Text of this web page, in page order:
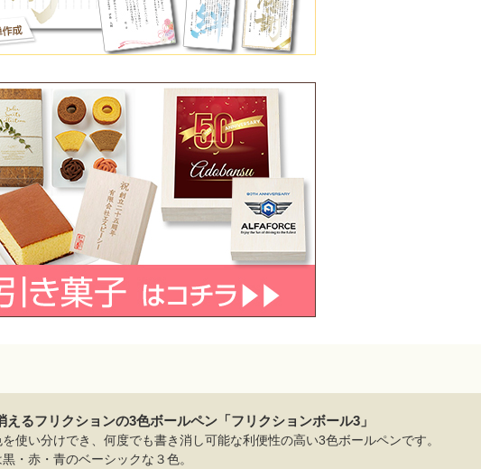
えるフリクションの3色ボールペン「フリクションボール3」
を使い分けでき、何度でも書き消し可能な利便性の高い3色ボールペンです。
・赤・青のベーシックな３色。